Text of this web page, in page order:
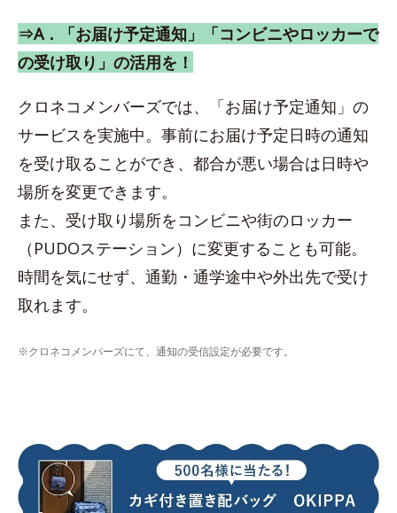
⇒A．「お届け予定通知」「コンビニやロッカーで
の受け取り」の活用を！
クロネコメンバーズでは、「お届け予定通知」の
サービスを実施中。事前にお届け予定日時の通知
を受け取ることができ、都合が悪い場合は日時や
場所を変更できます。
また、受け取り場所をコンビニや街のロッカー
（PUDOステーション）に変更することも可能。
時間を気にせず、通勤・通学途中や外出先で受け
取れます。
※クロネコメンバーズにて、通知の受信設定が必要です。